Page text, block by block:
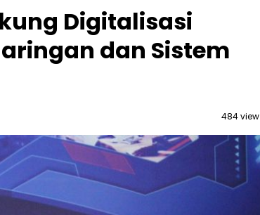
Digitalisasi
dan Sistem
484 view